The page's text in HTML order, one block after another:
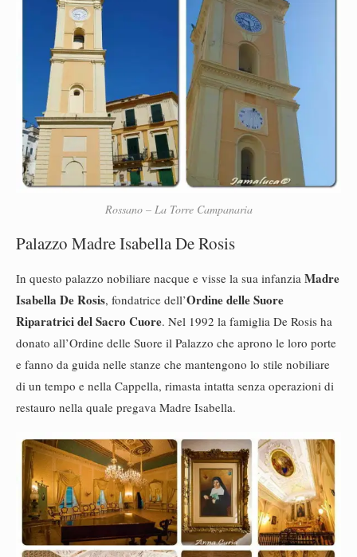
Rossano – La Torre Campanaria
Palazzo Madre Isabella De Rosis
In questo palazzo nobiliare nacque e visse la sua infanzia Madre
Isabella De Rosis, fondatrice dell’Ordine delle Suore
Riparatrici del Sacro Cuore. Nel 1992 la famiglia De Rosis ha
donato all’Ordine delle Suore il Palazzo che aprono le loro porte
e fanno da guida nelle stanze che mantengono lo stile nobiliare
di un tempo e nella Cappella, rimasta intatta senza operazioni di
restauro nella quale pregava Madre Isabella.